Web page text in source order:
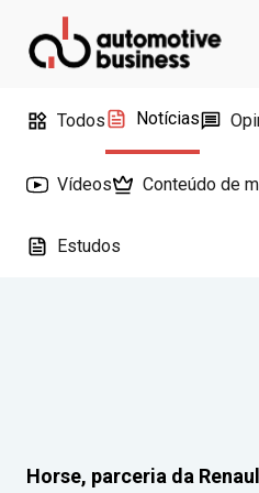
Todos Notícias
Vídeos Conteúdo de
Estudos
Horse, parceria da